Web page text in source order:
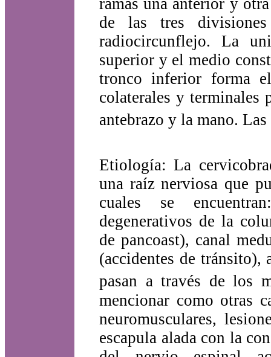
ramas una anterior y
de las tres
radiocircunflejo. La
superior y el medio
tronco inferior forma
colaterales y terminales
antebrazo y la mano.
Etiología: La
una raíz nerviosa que
cuales se
degenerativos de la
de pancoast), canal
(accidentes de tránsito),
pasan a través de los
mencionar como otras
neuromusculares,
escapula alada con la